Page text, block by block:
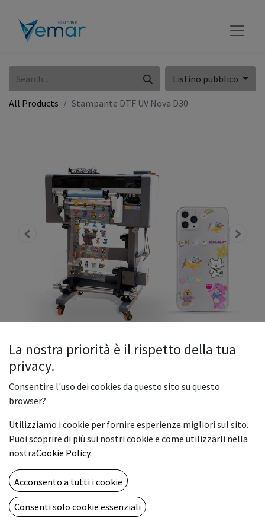
Listino pubblico
All Products Stampante DTF UV Nova D30
Stampante DTF UV Nova D30
stampa di adesivi UV diretta su pellicola 2 in 1 in formato A3
in grado di produrre stampe a colori vivaci e di alta qualità su
pellicola distaccante.Queste stampe possono essere
trasferite su vari substrati, tra cui scatole regalo, custodie in
metallo, prodotti promozionali, boccette termiche, legno,
ceramica, vetro, bottiglie, pelle, tazze, custodie per tappi
per le orecchie, cuffie e medaglie Ideale sia per clienti
La nostra priorità è il rispetto della tua
privacy.
Consentire l'uso dei cookies da questo sito su questo
browser?
Utilizziamo i cookie per fornire esperienze migliori sul sito.
Puoi scoprire di più sui nostri cookie e come utilizzarli nella
nostraCookie Policy.
Acconsento a tutti i cookie
Consenti solo cookie essenziali